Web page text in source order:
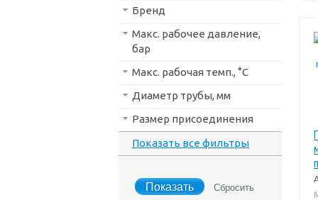
Бренд
Макс. рабочее давление,
бар
Макс. рабочая темп., °С
Диаметр трубы, мм
Размер присоединения
Показать все фильтры